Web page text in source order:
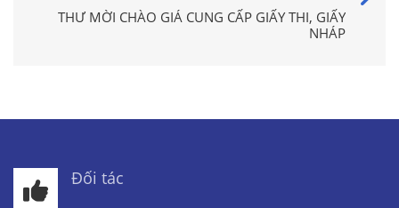
THƯ MỜI CHÀO GIÁ CUNG CẤP GIẤY THI, GIẤY
NHÁP
Đối tác